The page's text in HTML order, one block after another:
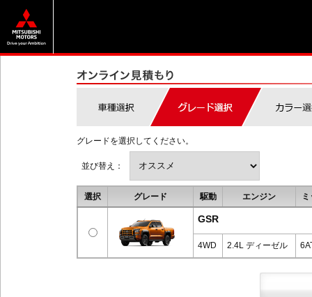
グレードを選択してください。
並び替え：
選択 グレード 駆動 エンジン
GSR
4WD 2.4L ディーゼル